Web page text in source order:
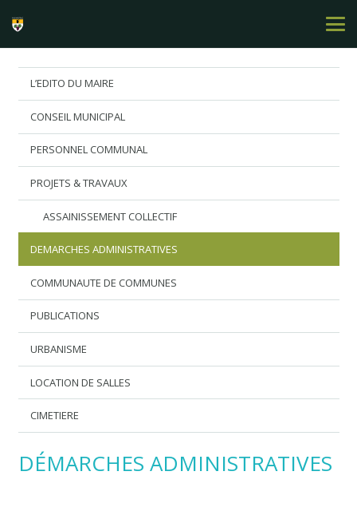
L’EDITO DU MAIRE
CONSEIL MUNICIPAL
PERSONNEL COMMUNAL
PROJETS & TRAVAUX
ASSAINISSEMENT COLLECTIF
DEMARCHES ADMINISTRATIVES
COMMUNAUTE DE COMMUNES
PUBLICATIONS
URBANISME
LOCATION DE SALLES
CIMETIERE
DÉMARCHES ADMINISTRATIVES